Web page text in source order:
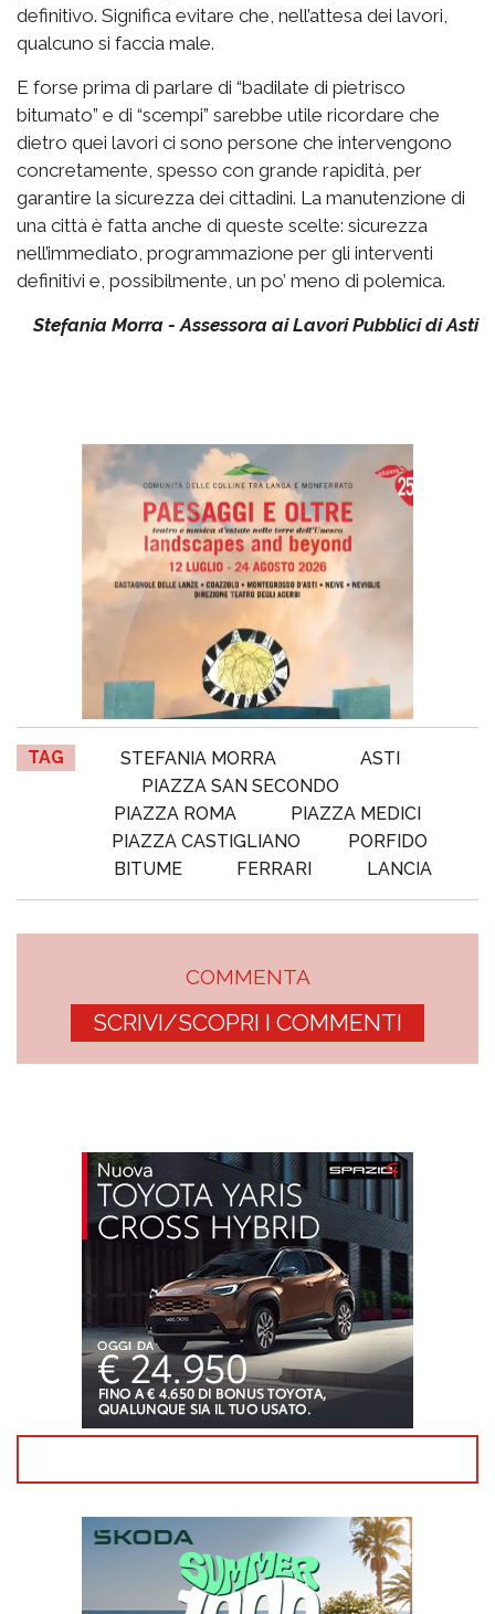
definitivo. Significa evitare che, nell’attesa dei lavori,
qualcuno si faccia male.
E forse prima di parlare di “badilate di pietrisco
bitumato” e di “scempi” sarebbe utile ricordare che
dietro quei lavori ci sono persone che intervengono
concretamente, spesso con grande rapidità, per
garantire la sicurezza dei cittadini. La manutenzione di
una città è fatta anche di queste scelte: sicurezza
nell’immediato, programmazione per gli interventi
definitivi e, possibilmente, un po’ meno di polemica.
Stefania Morra - Assessora ai Lavori Pubblici di Asti
TAG STEFANIA MORRA
ASTI
PIAZZA SAN SECONDO
PIAZZA ROMA
PIAZZA MEDICI
PIAZZA CASTIGLIANO
PORFIDO
BITUME
FERRARI LANCIA
COMMENTA
SCRIVI/SCOPRI I COMMENTI